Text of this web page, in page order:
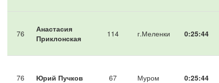
76
Анастасия
Приклонская
114 г.Меленки 0:25:44
76 Юрий Пучков 67 Муром 0:25:44